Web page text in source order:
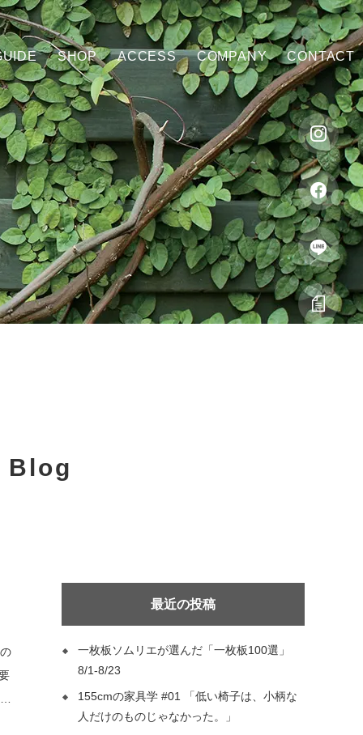
SHOP ACCESS COMPANY CONTACT
Blog
最近の投稿
一枚板ソムリエが選んだ「一枚板100選」
8/1-8/23
155cmの家具学 #01 「低い椅子は、小柄な
人だけのものじゃなかった。」